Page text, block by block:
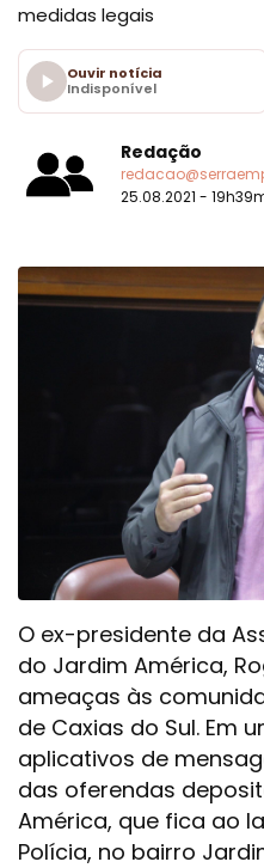
medidas legais
Ouvir notícia
Indisponível
Redação
25.08.2021 -
O ex-presidente da
do Jardim América,
ameaças às
de Caxias do Sul. Em
aplicativos de
das oferendas
América, que fica ao
Polícia, no bairro